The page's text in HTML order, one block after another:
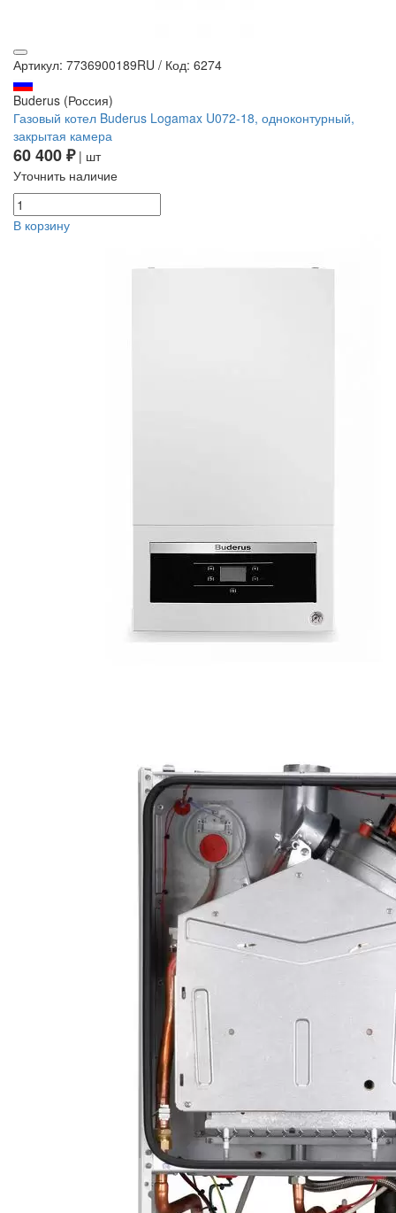
Артикул: 7736900189RU / Код: 6274
Buderus (Россия)
Газовый котел Buderus Logamax U072-18, одноконтурный,
закрытая камера
60 400 ₽| шт
Уточнить наличие
В корзину